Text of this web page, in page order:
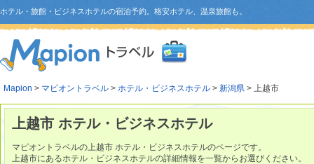
ホテル・旅館・ビジネスホテルの宿泊予約。格安ホテル、温泉旅館も。
Mapion > マピオントラベル > ホテル・ビジネスホテル > 新潟県 > 上越市
上越市 ホテル・ビジネスホテル
マピオントラベルの上越市 ホテル・ビジネスホテルのページです。
上越市にあるホテル・ビジネスホテルの詳細情報を一覧からお選びください。